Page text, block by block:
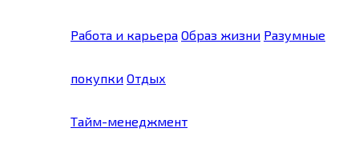
Работа и карьера Образ жизни Разумные
покупки Отдых
Тайм-менеджмент